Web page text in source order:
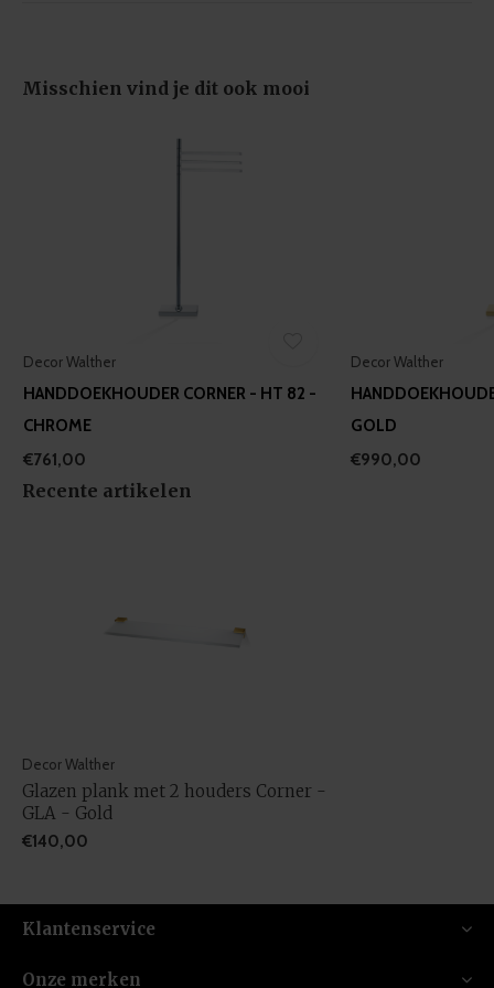
Misschien vind je dit ook mooi
Decor Walther
HANDDOEKHOUDER CORNER - HT 82 -
CHROME
€761,00
Decor Walther
GOLD
€990,00
Recente artikelen
Decor Walther
Glazen plank met 2 houders Corner -
GLA - Gold
€140,00
Klantenservice
Onze merken